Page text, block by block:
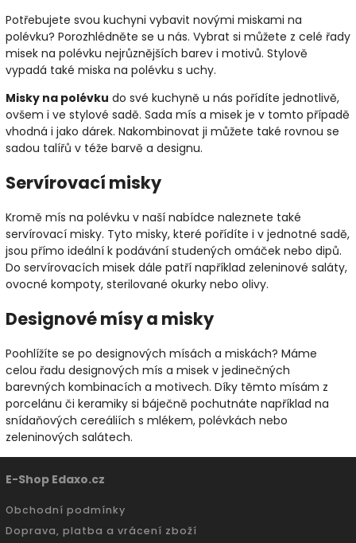
Potřebujete svou kuchyni vybavit novými miskami na
polévku? Porozhlédněte se u nás. Vybrat si můžete z celé řady
misek na polévku nejrůznějších barev i motivů. Stylově
vypadá také miska na polévku s uchy.
Misky na polévku do své kuchyně u nás pořídíte jednotlivě,
ovšem i ve stylové sadě. Sada mís a misek je v tomto případě
vhodná i jako dárek. Nakombinovat ji můžete také rovnou se
sadou talířů v téže barvě a designu.
Servírovací misky
Kromě mís na polévku v naší nabídce naleznete také
servírovací misky. Tyto misky, které pořídíte i v jednotné sadě,
jsou přímo ideální k podávání studených omáček nebo dipů.
Do servírovacích misek dále patří například zeleninové saláty,
ovocné kompoty, sterilované okurky nebo olivy.
Designové mísy a misky
Poohlížíte se po designových mísách a miskách? Máme
celou řadu designových mís a misek v jedinečných
barevných kombinacích a motivech. Díky těmto mísám z
porcelánu či keramiky si báječně pochutnáte například na
snídaňových cereáliích s mlékem, polévkách nebo
zeleninových salátech.
E-Shop Edaxo.cz
Obchodní podmínky
Doprava, platba a vrácení zboží